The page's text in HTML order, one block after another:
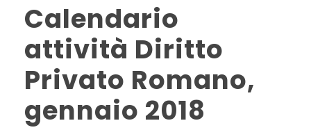
Calendario
attività Diritto
Privato Romano,
gennaio 2018